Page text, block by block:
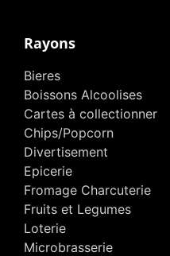
Rayons
Bieres
Boissons Alcoolises
Cartes à collectionner
Chips/Popcorn
Divertisement
Epicerie
Fromage Charcuterie
Fruits et Legumes
Loterie
Microbrasserie